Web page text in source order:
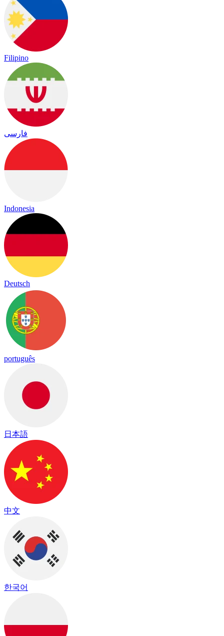
Filipino
فارسی
Indonesia
Deutsch
português
日本語
中文
한국어